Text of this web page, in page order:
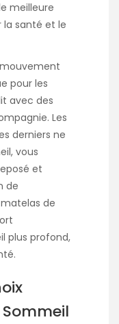
meilleure
la santé et le
pour les
avec des
Les
derniers ne
vous
et
de
de
plus profond,